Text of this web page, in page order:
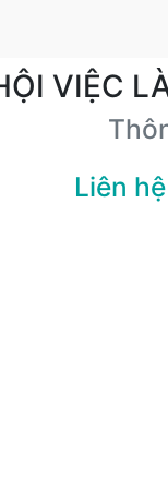
VIỆC
Liên hệ